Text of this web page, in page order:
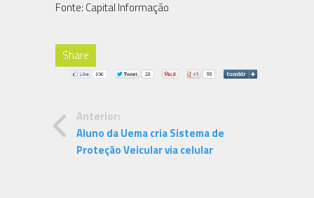
Fonte: Capital Informação
Share
Anterior:
Aluno da Uema cria Sistema de
Proteção Veicular via celular